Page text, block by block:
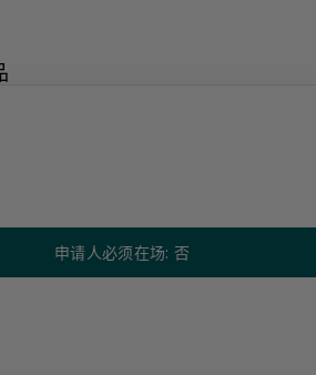
申请人必须在场: 否